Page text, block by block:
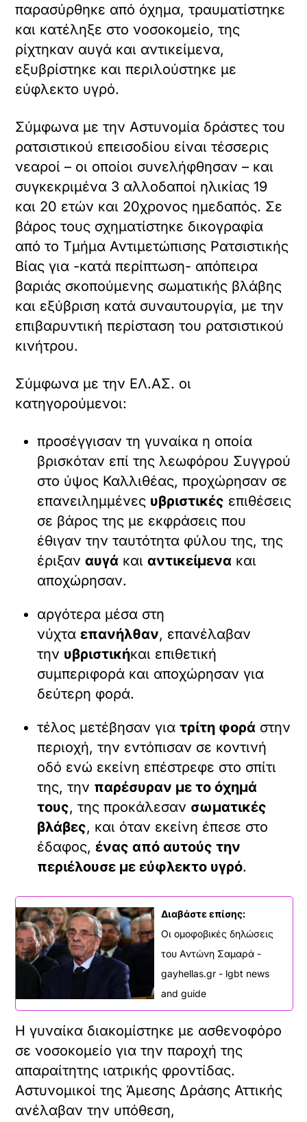
παρασύρθηκε από όχημα, τραυματίστηκε
και κατέληξε στο νοσοκομείο, της
ρίχτηκαν αυγά και αντικείμενα,
εξυβρίστηκε και περιλούστηκε με
εύφλεκτο υγρό.
Σύμφωνα με την Αστυνομία δράστες του
ρατσιστικού επεισοδίου είναι τέσσερις
νεαροί – οι οποίοι συνελήφθησαν – και
συγκεκριμένα 3 αλλοδαποί ηλικίας 19
και 20 ετών και 20χρονος ημεδαπός. Σε
βάρος τους σχηματίστηκε δικογραφία
από το Τμήμα Αντιμετώπισης Ρατσιστικής
Βίας για -κατά περίπτωση- απόπειρα
βαριάς σκοπούμενης σωματικής βλάβης
και εξύβριση κατά συναυτουργία, με την
επιβαρυντική περίσταση του ρατσιστικού
κινήτρου.
Σύμφωνα με την ΕΛ.ΑΣ. οι
κατηγορούμενοι:
προσέγγισαν τη γυναίκα η οποία
βρισκόταν επί της λεωφόρου Συγγρού
στο ύψος Καλλιθέας, προχώρησαν σε
επανειλημμένες υβριστικές επιθέσεις
σε βάρος της με εκφράσεις που
έθιγαν την ταυτότητα φύλου της, της
έριξαναυγά καιαντικείμενα και
αποχώρησαν.
αργότερα μέσα στη
νύχταεπανήλθαν, επανέλαβαν
την υβριστικήκαι επιθετική
συμπεριφορά και αποχώρησαν για
δεύτερη φορά.
τέλος μετέβησαν γιατρίτη φορά στην
περιοχή, την εντόπισαν σε κοντινή
οδό ενώ εκείνη επέστρεφε στο σπίτι
της, την παρέσυραν με το όχημά
τους, της προκάλεσαν σωματικές
βλάβες, και όταν εκείνη έπεσε στο
έδαφος,ένας από αυτούς την
περιέλουσε με εύφλεκτο υγρό.
Διαβάστε επίσης:
Οι ομοφοβικές δηλώσεις
του Αντώνη Σαμαρά -
gayhellas.gr - lgbt news
and guide
Η γυναίκα διακομίστηκε με ασθενοφόρο
σε νοσοκομείο για την παροχή της
απαραίτητης ιατρικής φροντίδας.
Αστυνομικοί της Άμεσης Δράσης Αττικής
ανέλαβαν την υπόθεση,